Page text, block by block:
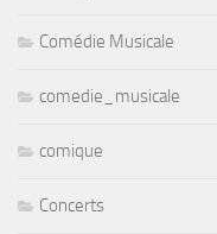
Comédie Musicale
comedie_musicale
comique
Concerts